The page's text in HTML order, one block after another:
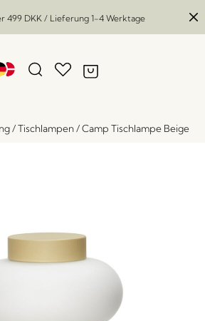
499 DKK / Lieferung 1-4 Werktage
/Tischlampen/Camp Tischlampe Beige